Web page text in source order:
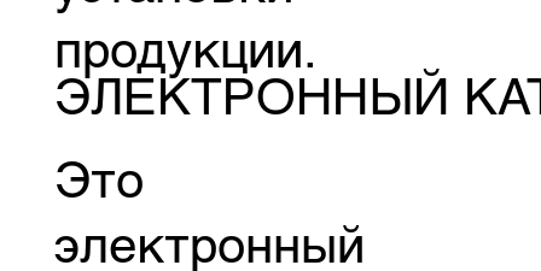
продукции.
ЭЛЕКТРОННЫЙ
Это
электронный